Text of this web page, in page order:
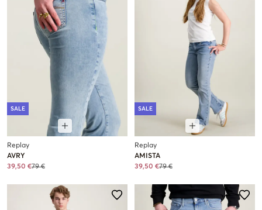
SALE
Replay
AVRY
39,50 €79 €
SALE
Replay
AMISTA
39,50 €79 €